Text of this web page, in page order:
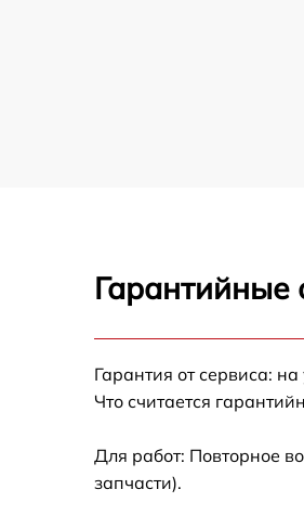
Гарантийные
Гарантия от сервиса:
Что считается
Для работ: Повторное
запчасти).